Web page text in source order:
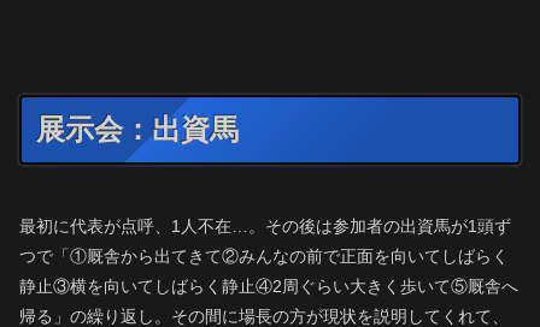
展示会：出資馬
最初に代表が点呼、1人不在…。その後は参加者の出資馬が1頭ず
つで「①厩舎から出てきて②みんなの前で正面を向いてしばらく
静止③横を向いてしばらく静止④2周ぐらい大きく歩いて⑤厩舎へ
帰る」の繰り返し。その間に場長の方が現状を説明してくれて、